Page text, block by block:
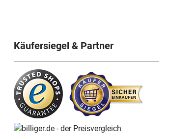
Käufersiegel & Partner